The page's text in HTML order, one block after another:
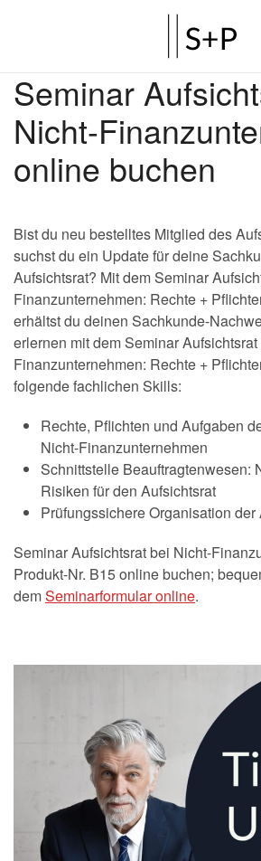
Seminar
Nicht-
online buchen
Bist du neu bestelltes Mitglied des
suchst du ein Update für deine
Aufsichtsrat? Mit dem Seminar
Finanzunternehmen: Rechte +
erhältst du deinen Sachkunde-
erlernen mit dem Seminar
Finanzunternehmen: Rechte +
folgende fachlichen Skills:
Rechte, Pflichten und Aufgaben
Nicht-Finanzunternehmen
Schnittstelle Beauftragtenwesen:
Risiken für den Aufsichtsrat
Prüfungssichere Organisation
Seminar Aufsichtsrat bei Nicht-
Produkt-Nr. B15 online buchen;
demSeminarformular online.